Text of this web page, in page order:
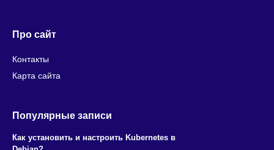
Про сайт
Контакты
Карта сайта
Популярные записи
Как установить и настроить Kubernetes в